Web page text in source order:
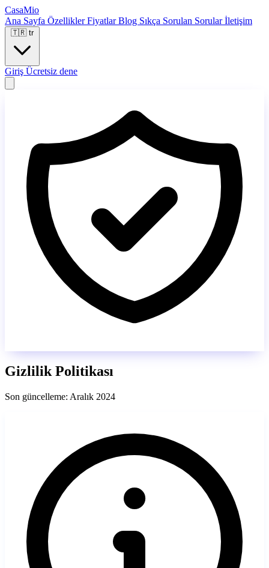
CasaMio
Ana Sayfa ÖzelliklerFiyatlarBlog Sıkça Sorulan Sorularİletişim
🇹🇷 tr
Giriş Ücretsiz dene
Gizlilik Politikası
Son güncelleme: Aralık 2024